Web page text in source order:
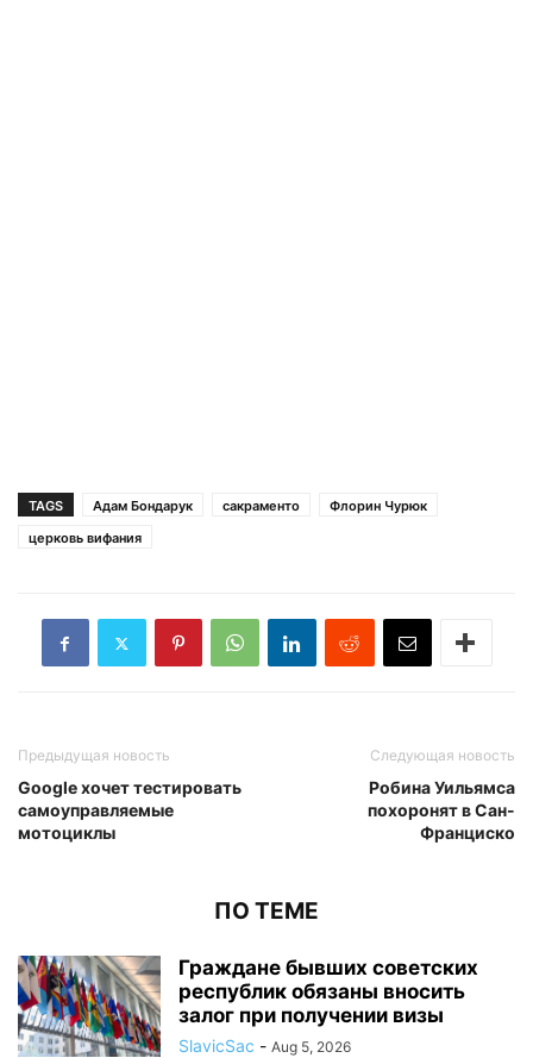
TAGS Адам Бондарук сакраменто
Флорин Чурюк
церковь вифания
Предыдущая новость
Google хочет тестировать
самоуправляемые
мотоциклы
Следующая новость
Робина Уильямса
похоронят в Сан-
Франциско
ПО ТЕМЕ
Граждане бывших советских
республик обязаны вносить
залог при получении визы
SlavicSac - Aug 5, 2026